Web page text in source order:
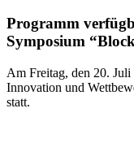
Programm
Symposium
Am Freitag, den 20.
Innovation und
statt.